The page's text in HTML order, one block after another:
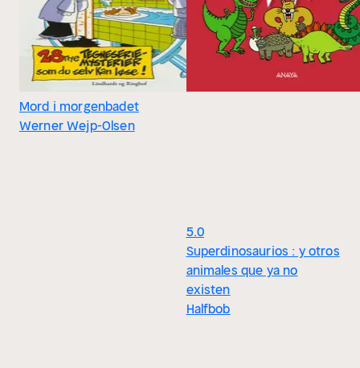
Mord i morgenbadet
Werner Wejp-Olsen
5.0
Superdinosaurios : y otros
animales que ya no
existen
Halfbob